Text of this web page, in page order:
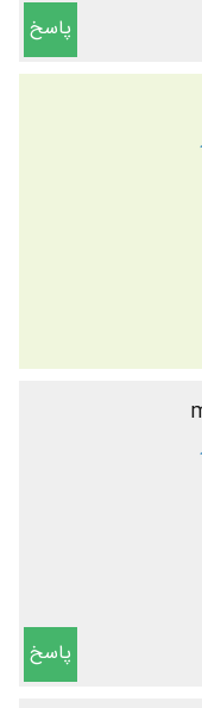
پاسخ
پاسخ